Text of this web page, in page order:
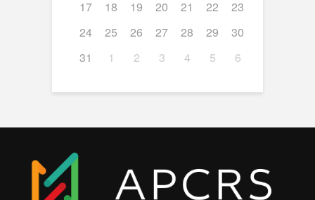
17
18 19 20 21 22
23
24
25 26 27 28 29
30
31
1 2 3 4 5 6